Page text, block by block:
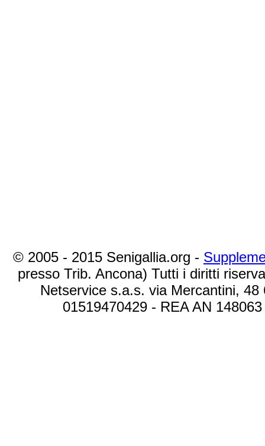
© 2005 - 2015 Senigallia.org -
presso Trib. Ancona) Tutti i diritti
Netservice s.a.s. via Mercantini,
01519470429 - REA AN